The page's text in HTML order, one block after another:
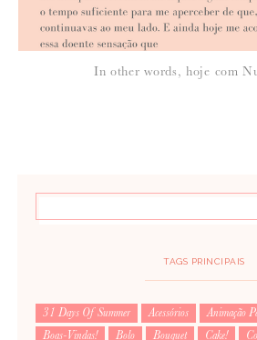
In other words, hoje com
TAGS PRINCIPAIS
31 Days Of Summer Acessórios Animação
Boas-Vindas!
Bolo Bouquet Cake!